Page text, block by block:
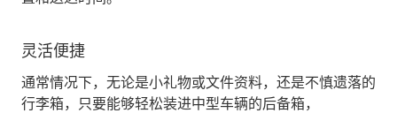
灵活便捷
通常情况下，无论是小礼物或文件资料，还是不慎遗落的
行李箱，只要能够轻松装进中型车辆的后备箱，